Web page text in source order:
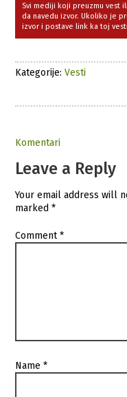
Svi mediji koji preuzmu vest
da navedu izvor. Ukoliko je
izvor i postave link ka toj
Kategorije:Vesti
Komentari
Leave a Reply
Your email address will
marked*
Comment*
Name*